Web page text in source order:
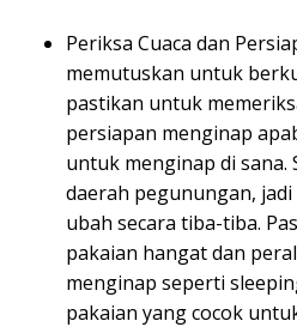
Periksa Cuaca dan
memutuskan untuk
pastikan untuk
persiapan menginap
untuk menginap di sana.
daerah pegunungan,
ubah secara tiba-tiba.
pakaian hangat dan
menginap seperti
pakaian yang cocok